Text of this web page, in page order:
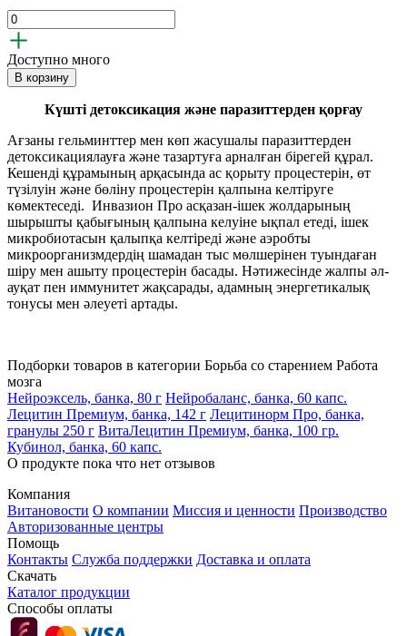
Доступно много
В корзину
Күшті детоксикация және паразиттерден қорғау
Ағзаны гельминттер мен көп жасушалы паразиттерден
детоксикациялауға және тазартуға арналған бірегей құрал.
Кешенді құрамының арқасында ас қорыту процестерін, өт
түзілуін және бөліну процестерін қалпына келтіруге
көмектеседі. Инвазион Про асқазан-ішек жолдарының
шырышты қабығының қалпына келуіне ықпал етеді, ішек
микробиотасын қалыпқа келтіреді және аэробты
микроорганизмдердің шамадан тыс мөлшерінен туындаған
шіру мен ашыту процестерін басады. Нәтижесінде жалпы әл-
ауқат пен иммунитет жақсарады, адамның энергетикалық
тонусы мен әлеуеті артады.
Подборки товаров в категории Борьба со старением Работа
мозга
Нейроэксель, банка, 80 г Нейробаланс, банка, 60 капс.
Лецитин Премиум, банка, 142 г Лецитинорм Про, банка,
гранулы 250 г ВитаЛецитин Премиум, банка, 100 гр.
Кубинол, банка, 60 капс.
О продукте пока что нет отзывов
Компания
Витановости О компании Миссия и ценности Производство
Авторизованные центры
Помощь
Контакты Служба поддержки Доставка и оплата
Скачать
Каталог продукции
Способы оплаты